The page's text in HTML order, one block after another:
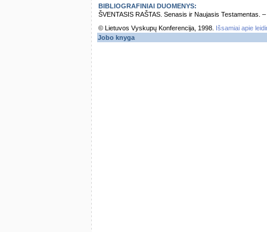
BIBLIOGRAFINIAI DUOMENYS:
ŠVENTASIS RAŠTAS. Senasis ir Naujasis Testamentas.
© Lietuvos Vyskupų Konferencija, 1998.
Išsamiai apie
Jobo knyga